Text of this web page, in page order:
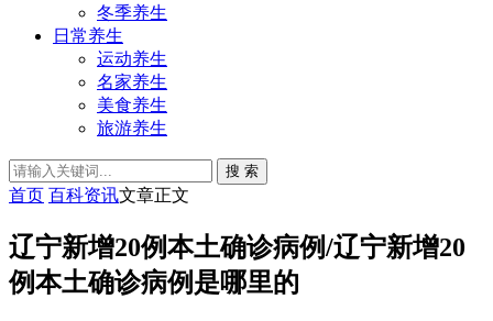
冬季养生
日常养生
运动养生
名家养生
美食养生
旅游养生
搜 索
首页 百科资讯文章正文
辽宁新增20例本土确诊病例/辽宁新增20
例本土确诊病例是哪里的